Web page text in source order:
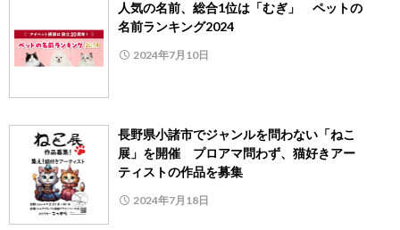
人気の名前、総合1位は「むぎ」 ペットの
名前ランキング2024
2024年7月10日
長野県小諸市でジャンルを問わない「ねこ
展」を開催 プロアマ問わず、猫好きアー
ティストの作品を募集
2024年7月18日